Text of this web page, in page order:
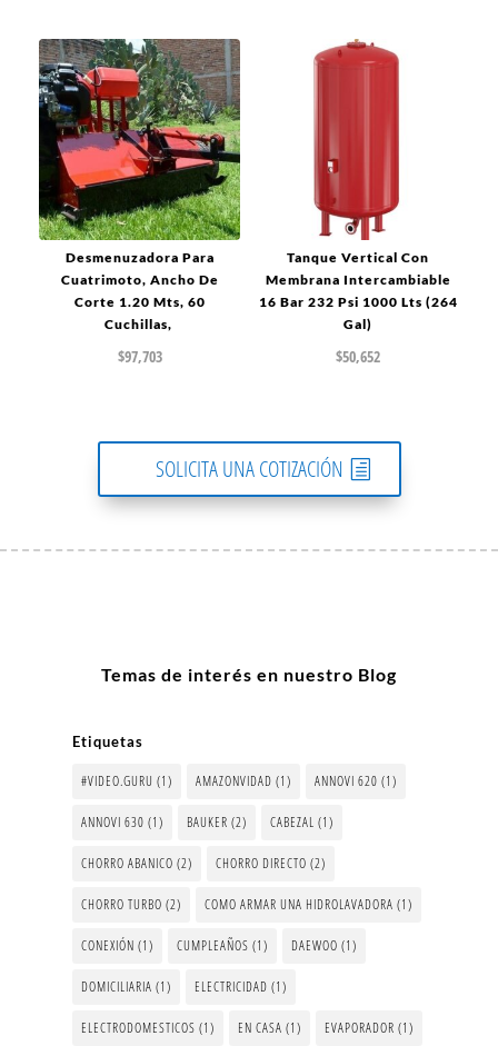
Desmenuzadora Para
Cuatrimoto, Ancho De
Corte 1.20 Mts, 60
Cuchillas,
$97,703
Tanque Vertical Con
Membrana Intercambiable
16 Bar 232 Psi 1000 Lts (264
Gal)
$50,652
SOLICITA UNA COTIZACIÓN
Temas de interés en nuestro Blog
Etiquetas
#VIDEO.GURU (1) AMAZONVIDAD (1) ANNOVI 620 (1)
ANNOVI 630 (1) BAUKER (2) CABEZAL (1)
CHORRO ABANICO (2) CHORRO DIRECTO (2)
CHORRO TURBO (2) COMO ARMAR UNA HIDROLAVADORA (1)
CONEXIÓN (1) CUMPLEAÑOS (1) DAEWOO (1)
DOMICILIARIA (1) ELECTRICIDAD (1)
ELECTRODOMESTICOS (1) EN CASA (1) EVAPORADOR (1)